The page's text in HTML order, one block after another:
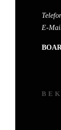
E-